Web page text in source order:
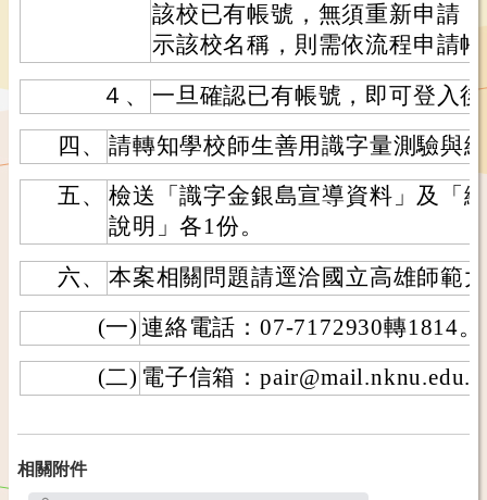
該校已有帳號，無須重新申請
示該校名稱，則需依流程申請
４、
一旦確認已有帳號，即可登入
四、
請轉知學校師生善用識字量測驗與
五、
檢送「識字金銀島宣導資料」及「
說明」各1份。
六、
本案相關問題請逕洽國立高雄師範
(一) 連絡電話：07-7172930轉1814。
(二) 電子信箱：
相關附件